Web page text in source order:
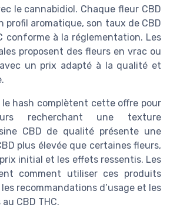
le cannabidiol. Chaque fleur CBD
profil aromatique, son taux de CBD
conforme à la réglementation. Les
proposent des fleurs en vrac ou
un prix adapté à la qualité et
le hash complètent cette offre pour
recherchant une texture
CBD de qualité présente une
plus élevée que certaines fleurs,
initial et les effets ressentis. Les
comment utiliser ces produits
recommandations d’usage et les
CBD THC.